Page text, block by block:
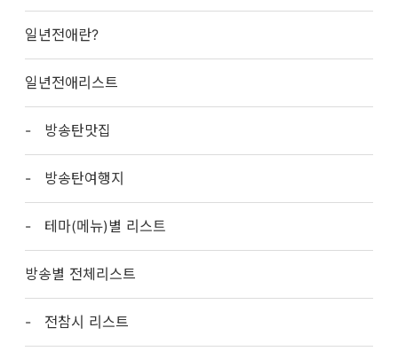
일년전애란?
일년전애리스트
방송탄맛집
방송탄여행지
테마(메뉴)별 리스트
방송별 전체리스트
전참시 리스트